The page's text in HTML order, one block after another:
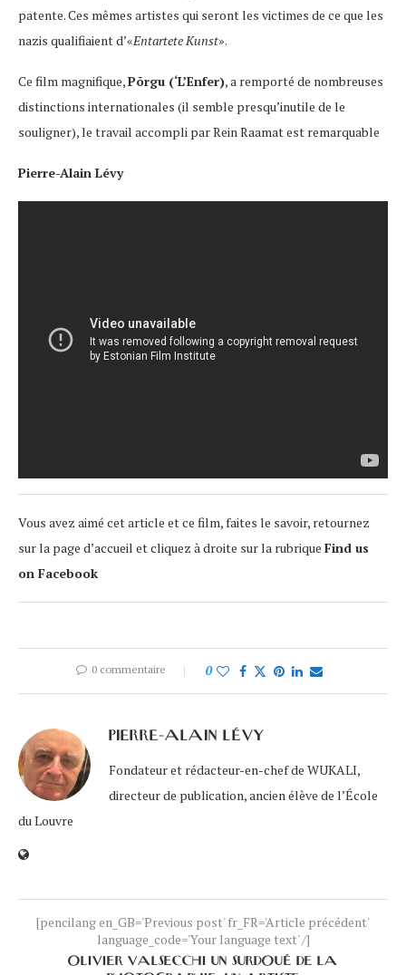
patente. Ces mêmes artistes qui seront les victimes de ce que les
nazis qualifiaient d’«Entartete Kunst».
Ce film magnifique,Põrgu (‘L’Enfer), a remporté de nombreuses
distinctions internationales (il semble presqu’inutile de le
souligner), le travail accompli par Rein Raamat est remarquable
Pierre-Alain Lévy
Vous avez aimé cet article et ce film, faites le savoir, retournez
sur la page d’accueil et cliquez à droite sur la rubrique Find us
on Facebook
0 commentaire 0
PIERRE-ALAIN LÉVY
Fondateur et rédacteur-en-chef de WUKALI,
directeur de publication, ancien élève de l’École
du Louvre
[pencilang en_GB='Previous post' fr_FR='Article précédent'
language_code='Your language text' /]
OLIVIER VALSECCHI UN SURDOUÉ DE LA